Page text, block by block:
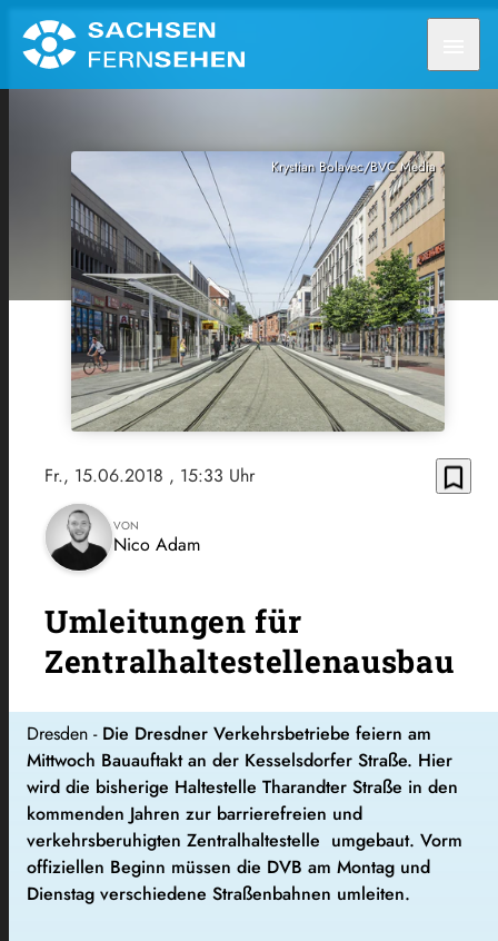
Krystian Bolavec/BVC Media
Fr., 15.06.2018 , 15:33 Uhr bookmark_border
VON
Nico Adam
Umleitungen für
Zentralhaltestellenausbau
Dresden - Die Dresdner Verkehrsbetriebe feiern am
Mittwoch Bauauftakt an der Kesselsdorfer Straße. Hier
wird die bisherige Haltestelle Tharandter Straße in den
kommenden Jahren zur barrierefreien und
verkehrsberuhigten Zentralhaltestelle umgebaut. Vorm
offiziellen Beginn müssen die DVB am Montag und
Dienstag verschiedene Straßenbahnen umleiten.